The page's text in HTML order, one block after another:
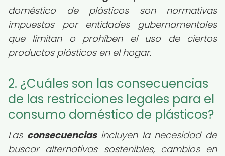
doméstico de plásticos son normativas
impuestas por entidades gubernamentales
que limitan o prohíben el uso de ciertos
productos plásticos en el hogar.
2. ¿Cuáles son las consecuencias
de las restricciones legales para el
consumo doméstico de plásticos?
Las consecuenciasincluyen la necesidad de
buscar alternativas sostenibles, cambios en